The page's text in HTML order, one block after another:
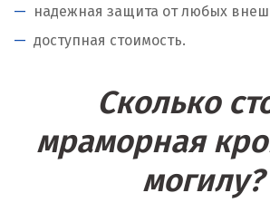
надежная защита от любых
доступная стоимость.
Сколько
мраморная
могилу?